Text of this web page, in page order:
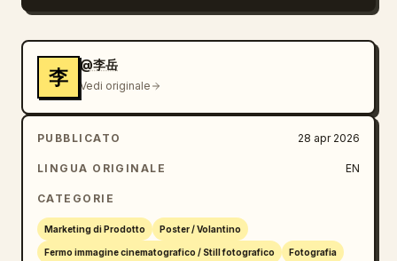
e un outfit scuro, minimalista urbano; 1
oversize color tortora, matura e sicura di
sé; 1 donna in basso davanti accovacciata in
una comoda maglia color crema e pantaloni
larghi chiari, stile comfort quotidiano.
Tutte e sette le figure hanno la stessa
identità ma stile, umore e posa diversi.
avorio, crema, tortora, beige, grigio pietra
e nero, con una morbida foschia atmosferica,
profondità cinematografica, estetica da
李
@李岳
Vedi originale
PUBBLICATO 28 apr 2026
LINGUA ORIGINALE EN
CATEGORIE
Marketing di Prodotto Poster / Volantino
Fermo immagine cinematografico / Still fotografico Fotografia